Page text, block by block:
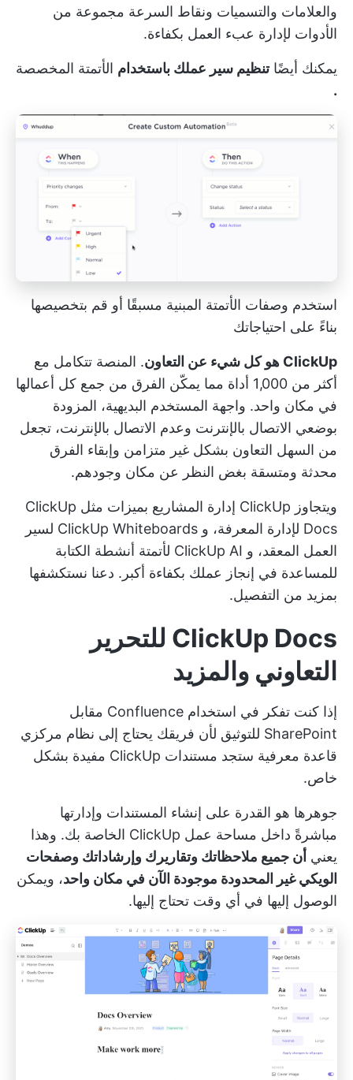
والعلامات والتسميات ونقاط السرعة مجموعة من
الأدوات لإدارة عبء العمل بكفاءة.
يمكنك أيضًاتنظيم سير عملك باستخدام الأتمتة المخصصة
.
استخدم وصفات الأتمتة المبنية مسبقًا أو قم بتخصيصها
بناءً على احتياجاتك
ClickUp هو كل شيء عن التعاون . المنصة تتكامل مع
أكثر من 1,000 أداة
مما يمكّن الفرق من جمع كل أعمالها
في مكان واحد. واجهة المستخدم البديهية، المزودة
بوضعي الاتصال بالإنترنت وعدم الاتصال بالإنترنت، تجعل
من السهل التعاون بشكل غير متزامن وإبقاء الفرق
محدثة ومتسقة بغض النظر عن مكان وجودهم.
ويتجاوز ClickUp إدارة المشاريع بميزات مثل ClickUp
Docs لإدارة المعرفة، و ClickUp Whiteboards لسير
العمل المعقد، و ClickUp AI لأتمتة أنشطة الكتابة
للمساعدة في إنجاز عملك بكفاءة أكبر. دعنا نستكشفها
بمزيد من التفصيل.
ClickUp Docs للتحرير
التعاوني والمزيد
إذا كنت تفكر في استخدام Confluence مقابل
SharePoint للتوثيق لأن فريقك يحتاج إلى نظام مركزي
قاعدة معرفية ستجد مستندات ClickUp
مفيدة بشكل
خاص.
جوهرها هو القدرة على إنشاء المستندات وإدارتها
مباشرةً داخل مساحة عمل ClickUp الخاصة بك. وهذا
يعني أن جميع ملاحظاتك وتقاريرك وإرشاداتك وصفحات
الويكي غير المحدودة موجودة الآن في مكان واحد، ويمكن
الوصول إليها في أي وقت تحتاج إليها.